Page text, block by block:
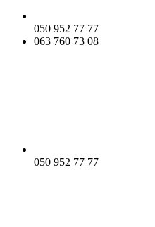
050 952 77 77
063 760 73 08
050 952 77 77